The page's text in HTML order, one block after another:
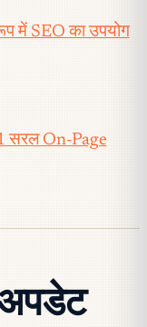
में SEO का उपयोग
सरल On-Page